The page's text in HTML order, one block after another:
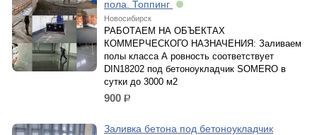
пола. Топпинг
Новосибирск
РАБОТАЕМ НА ОБЪЕКТАХ
КОММЕРЧЕСКОГО НАЗНАЧЕНИЯ: Заливаем
полы класса А ровность соответствует
DIN18202 под бетоноукладчик SOMERO в
сутки до 3000 м2
900 р.
Заливка бетона под бетоноукладчик